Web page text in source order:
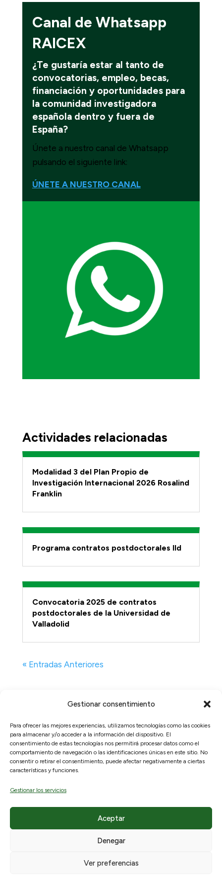
Gestionar consentimiento
Para ofrecer las mejores experiencias, utilizamos tecnologías como las cookies
para almacenar y/o acceder a la información del dispositivo. El
consentimiento de estas tecnologías nos permitirá procesar datos como el
comportamiento de navegación o las identificaciones únicas en este sitio. No
consentir o retirar el consentimiento, puede afectar negativamente a ciertas
características y funciones.
Gestionar los servicios
Aceptar
Denegar
Ver preferencias
Canal de Whatsapp
RAICEX
¿Te gustaría estar al tanto de
convocatorias, empleo, becas,
financiación y oportunidades para
la comunidad investigadora
española dentro y fuera de
España?
Únete a nuestro canal de Whatsapp
pulsando el siguiente link:
ÚNETE A NUESTRO CANAL
Actividades relacionadas
Modalidad 3 del Plan Propio de
Investigación Internacional 2026 Rosalind
Franklin
Programa contratos postdoctorales IId
Convocatoria 2025 de contratos
postdoctorales de la Universidad de
Valladolid
« Entradas Anteriores
© 2026, RAICEX, Madrid, España.
Enlaces útiles
Sobre nosotros
Política de cookies